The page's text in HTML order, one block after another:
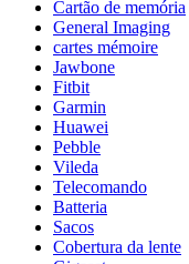
Cartão de memória
General Imaging
cartes mémoire
Jawbone
Fitbit
Garmin
Huawei
Pebble
Vileda
Telecomando
Batteria
Sacos
Cobertura da lente